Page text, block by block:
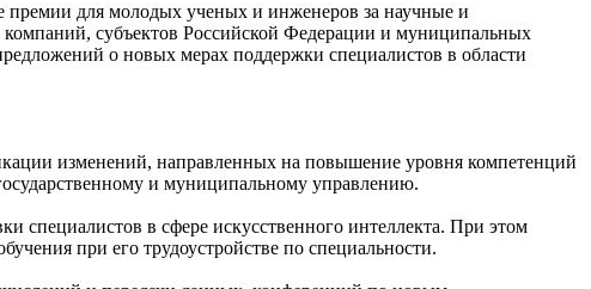
премии для молодых ученых и инженеров за научные и
компаний, субъектов Российской Федерации и муниципальных
о новых мерах поддержки специалистов в области
изменений, направленных на повышение уровня компетенций
и муниципальному управлению.
специалистов в сфере искусственного интеллекта. При этом
при его трудоустройстве по специальности.